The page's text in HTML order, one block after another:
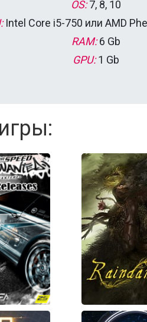
OS:7, 8, 10
Intel Core i5-750 или AMD
RAM:6 Gb
GPU:1 Gb